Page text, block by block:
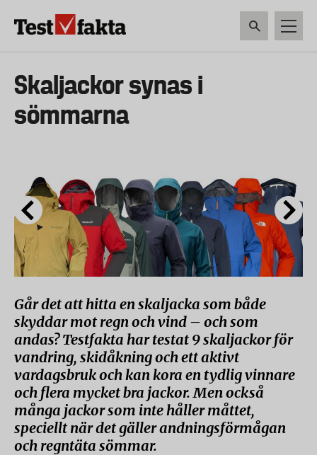
Huvudmeny
ny
Skaljackor synas i
sömmarna
Går det att hitta en skaljacka som både
skyddar mot regn och vind – och som
andas? Testfakta har testat 9 skaljackor för
vandring, skidåkning och ett aktivt
vardagsbruk och kan kora en tydlig vinnare
och flera mycket bra jackor. Men också
många jackor som inte håller måttet,
speciellt när det gäller andningsförmågan
och regntäta sömmar.